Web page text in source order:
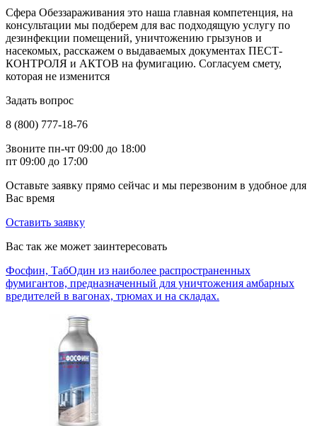
Сфера Обеззараживания это наша главная компетенция, на
консультации мы подберем для вас подходящую услугу по
дезинфекции помещений, уничтожению грызунов и
насекомых, расскажем о выдаваемых документах ПЕСТ-
КОНТРОЛЯ и АКТОВ на фумигацию. Согласуем смету,
которая не изменится
Задать вопрос
8 (800) 777-18-76
Звоните пн-чт 09:00 до 18:00
пт 09:00 до 17:00
Оставьте заявку прямо сейчас и мы перезвоним в удобное для
Вас время
Оставить заявку
Вас так же может заинтересовать
Фосфин, ТабОдин из наиболее распространенных
фумигантов, предназначенный для уничтожения амбарных
вредителей в вагонах, трюмах и на складах.